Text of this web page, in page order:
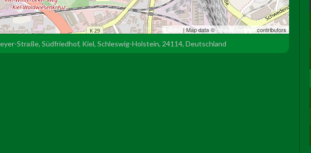
Leaflet | Map data ©OpenStreetMapcontributors
Straße, Südfriedhof, Kiel, Schleswig-Holstein, 24114, Deutschland